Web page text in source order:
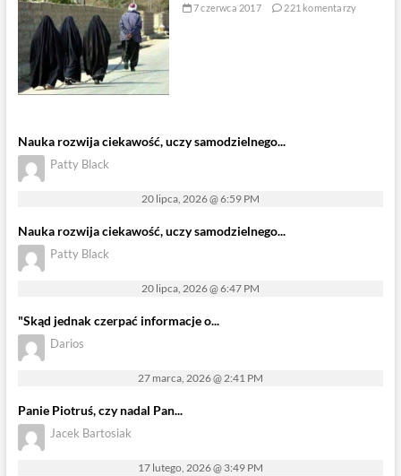
7 czerwca 2017 221 komentarzy
Nauka rozwija ciekawość, uczy samodzielnego...
Patty Black
20 lipca, 2026 @ 6:59 PM
Nauka rozwija ciekawość, uczy samodzielnego...
Patty Black
20 lipca, 2026 @ 6:47 PM
"Skąd jednak czerpać informacje o...
Darios
27 marca, 2026 @ 2:41 PM
Panie Piotruś, czy nadal Pan...
Jacek Bartosiak
17 lutego, 2026 @ 3:49 PM